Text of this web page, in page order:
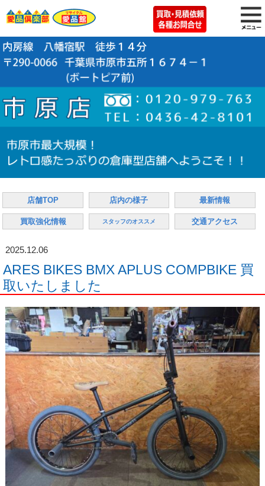
店舗TOP 店内の様子 最新情報
買取強化情報 スタッフのオススメ 交通アクセス
2025.12.06
ARES BIKES BMX APLUS COMPBIKE 買
取いたしました